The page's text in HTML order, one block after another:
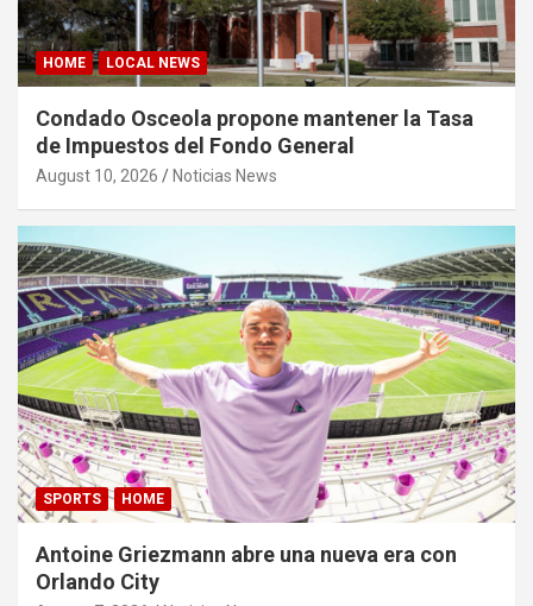
HOME LOCAL NEWS
Condado Osceola propone mantener la Tasa
de Impuestos del Fondo General
August 10, 2026 Noticias News
SPORTS HOME
Antoine Griezmann abre una nueva era con
Orlando City